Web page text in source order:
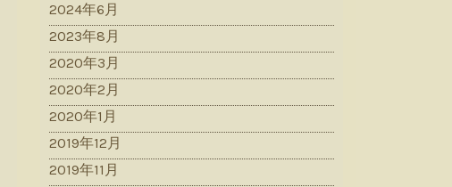
2024年6月
2023年8月
2020年3月
2020年2月
2020年1月
2019年12月
2019年11月